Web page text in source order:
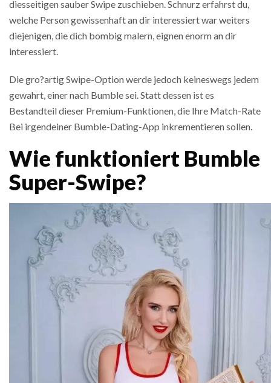
diesseitigen sauber Swipe zuschieben. Schnurz erfahrst du,
welche Person gewissenhaft an dir interessiert war weiters
diejenigen, die dich bombig malern, eignen enorm an dir
interessiert.
Die gro?artig Swipe-Option werde jedoch keineswegs jedem
gewahrt, einer nach Bumble sei.Statt dessen ist es
Bestandteil dieser Premium-Funktionen, die Ihre Match-Rate
Bei irgendeiner Bumble-Dating-App inkrementieren sollen.
Wie funktioniert Bumble
Super-Swipe?